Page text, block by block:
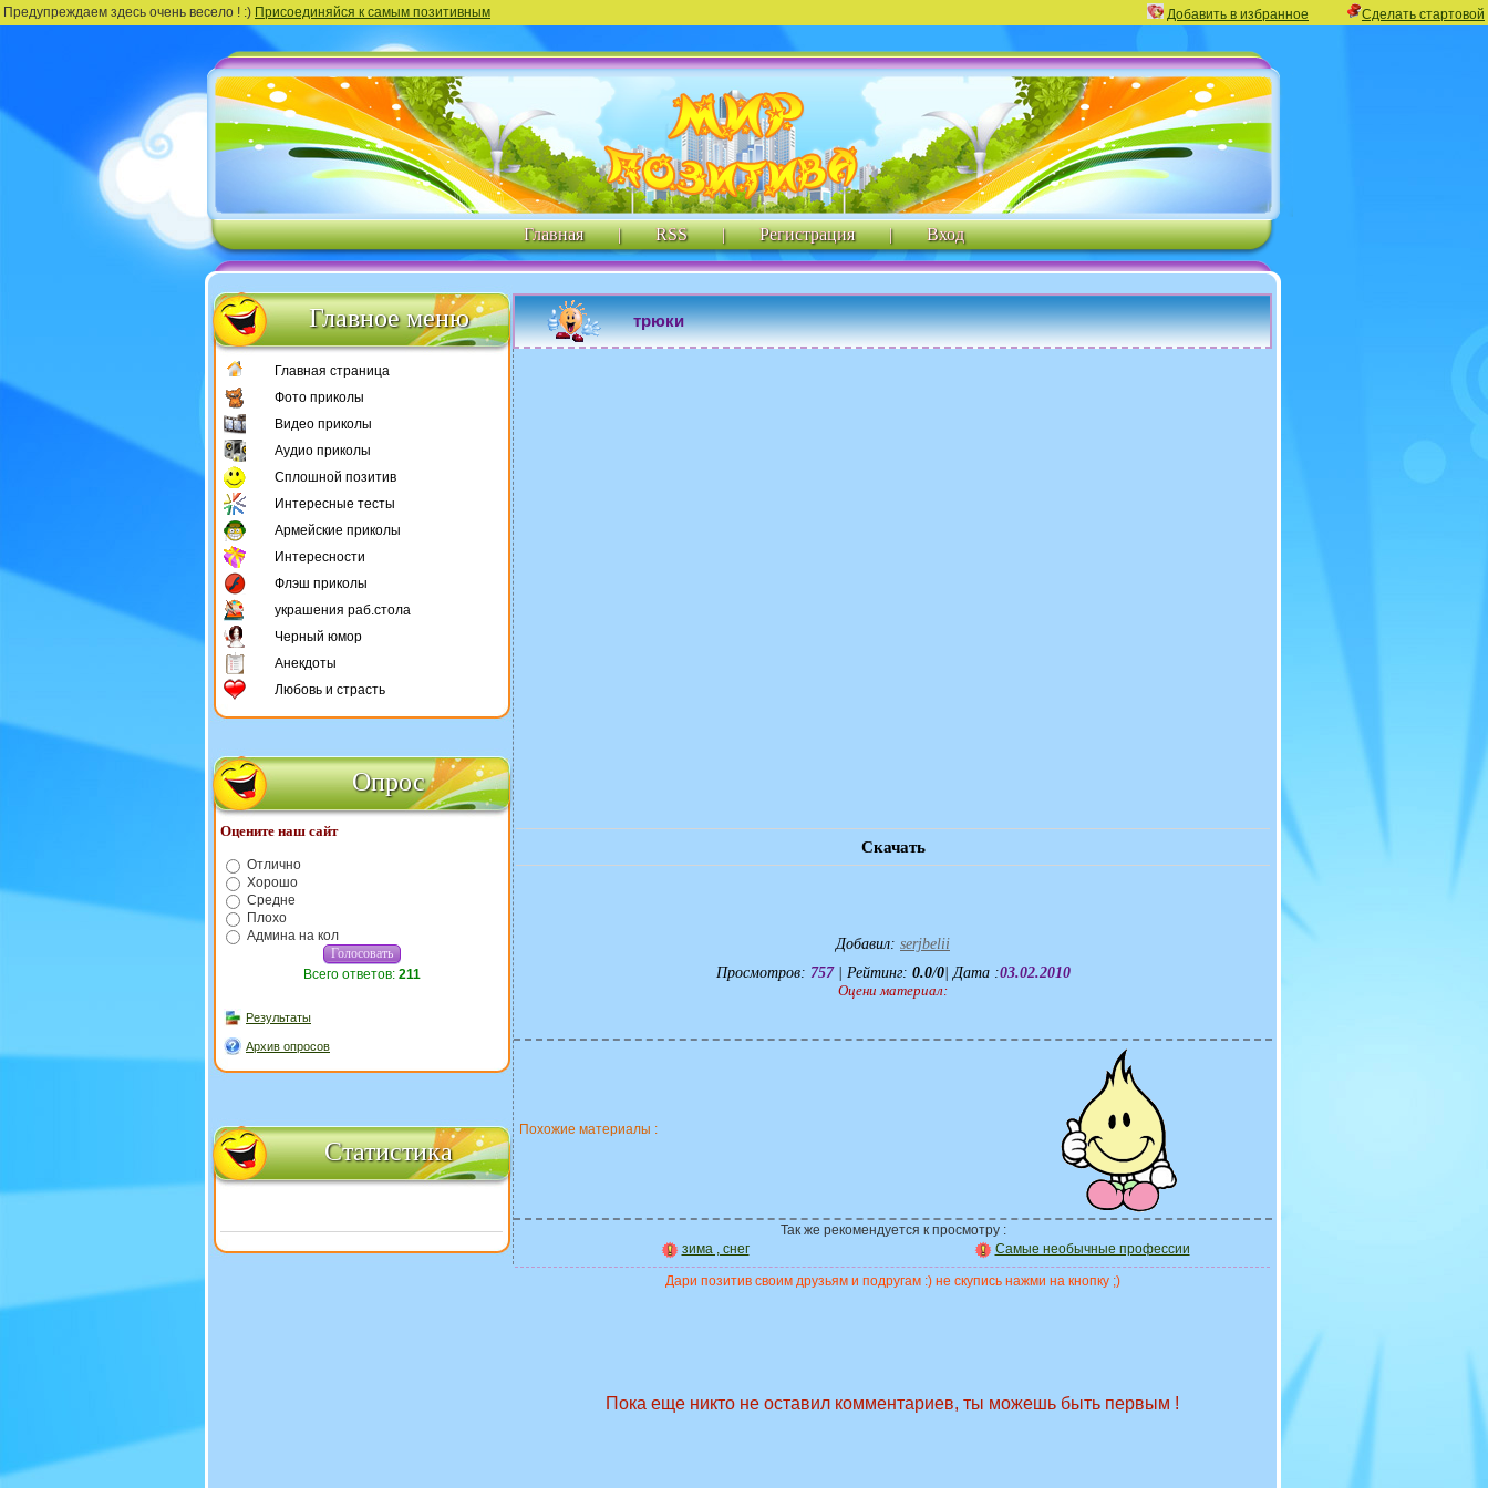
Предупреждаем здесь очень весело ! :) Присоединяйся к самым позитивным Добавить в избранное Сделать стартовой
Главная | RSS | Регистрация | Вход
Главное меню
Главная страница
Фото приколы
Видео приколы
Аудио приколы
Сплошной позитив
Интересные тесты
Армейские приколы
Интересности
Флэш приколы
украшения раб.стола
Черный юмор
Анекдоты
Любовь и страсть
Опрос
Оцените наш сайт
Отлично
Хорошо
Средне
Плохо
Админа на кол
Всего ответов: 211
Результаты
Архив опросов
Статистика
трюки
Скачать
Добавил: serjbelii
Просмотров: 757| Рейтинг: 0.0/0| Дата :03.02.2010
Оцени материал:
Похожие материалы :
Так же рекомендуется к просмотру :
зима , снег
Самые необычные профессии
Дари позитив своим друзьям и подругам :) не скупись нажми на кнопку ;)
Пока еще никто не оставил комментариев, ты можешь быть первым !